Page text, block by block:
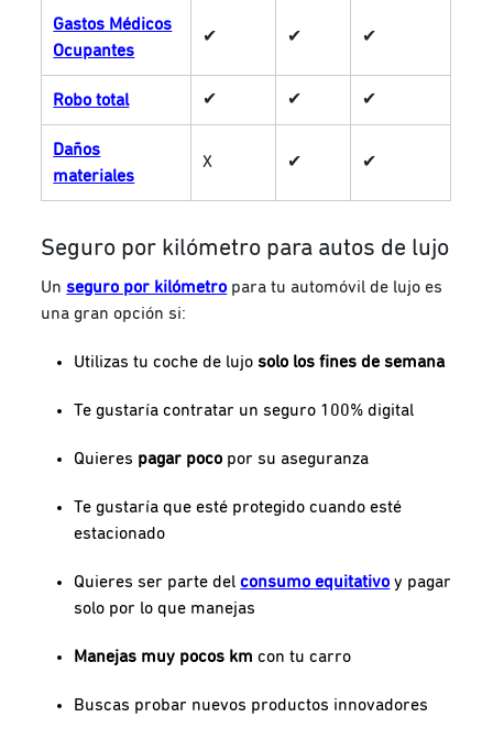
Gastos Médicos
Ocupantes
✔ ✔ ✔
Robo total ✔ ✔ ✔
Daños
materiales
X ✔ ✔
Seguro por kilómetro para autos de lujo
Unseguro por kilómetro para tu automóvil de lujo es
una gran opción si:
Utilizas tu coche de lujosolo los fines de semana
Te gustaría contratar un seguro 100% digital
Quieres pagar poco por su aseguranza
Te gustaría que esté protegido cuando esté
estacionado
Quieres ser parte delconsumo equitativo y pagar
solo por lo que manejas
Manejas muy pocos kmcon tu carro
Buscas probar nuevos productos innovadores